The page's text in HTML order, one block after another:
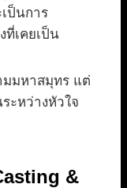
ป็นการ
ที่เคยเป็น
มมหาสมุทร แต่
ะหว่างหัวใจ
&